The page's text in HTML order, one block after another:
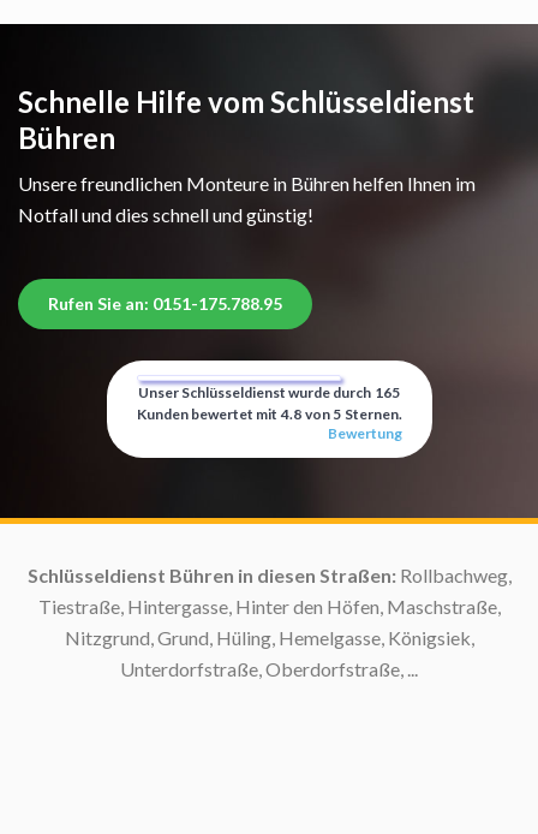
Schnelle Hilfe vom Schlüsseldienst
Bühren
Unsere freundlichen Monteure in Bühren helfen Ihnen im
Notfall und dies schnell und günstig!
Rufen Sie an: 0151-175.788.95
Unser Schlüsseldienst wurde durch 165
Kunden bewertet mit 4.8 von 5 Sternen.
Bewertung
Schlüsseldienst Bühren in diesen Straßen:Rollbachweg,
Tiestraße, Hintergasse, Hinter den Höfen, Maschstraße,
Nitzgrund, Grund, Hüling, Hemelgasse, Königsiek,
Unterdorfstraße, Oberdorfstraße, ...